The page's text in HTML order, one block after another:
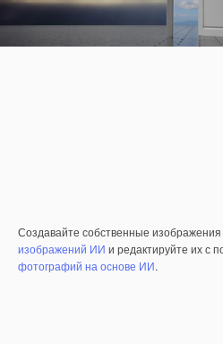
Создавайте собственные
изображений ИИ и редактируйте их с
фотографий на основе ИИ.